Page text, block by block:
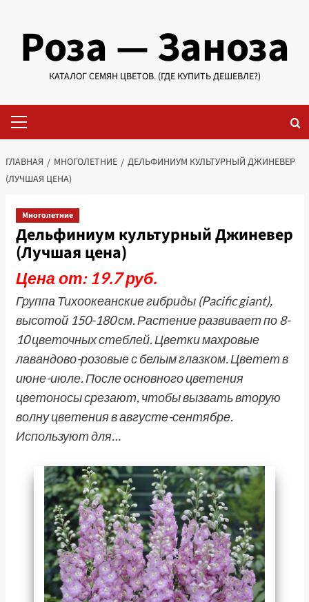
содержимому
Роза — Заноза
КАТАЛОГ СЕМЯН ЦВЕТОВ. (ГДЕ КУПИТЬ ДЕШЕВЛЕ?)
меню
ГЛАВНАЯ МНОГОЛЕТНИЕ
ДЕЛЬФИНИУМ КУЛЬТУРНЫЙ ДЖИНЕВЕР
(ЛУЧШАЯ ЦЕНА)
Многолетние
Дельфиниум культурный Джиневер
(Лучшая цена)
Цена от: 19.7 руб.
Группа Тихоокеанские гибриды (Pacific giant),
высотой 150-180 см. Растение развивает по 8-
10 цветочных стеблей. Цветки махровые
лавандово-розовые с белым глазком. Цветет в
июне-июле. После основного цветения
цветоносы срезают, чтобы вызвать вторую
волну цветения в августе-сентябре.
Используют для…